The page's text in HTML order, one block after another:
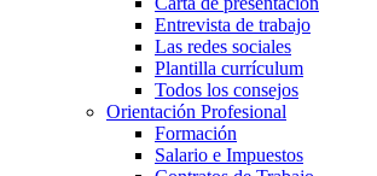
Entrevista de trabajo
Las redes sociales
Plantilla currículum
Todos los consejos
Orientación Profesional
Formación
Salario e Impuestos